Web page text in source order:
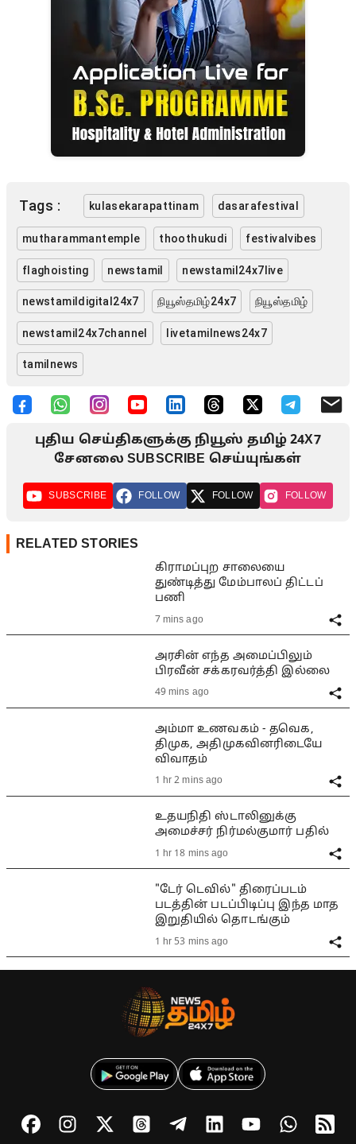
Tags : kulasekarapattinam dasarafestival
mutharammantemple thoothukudi festivalvibes
flaghoisting newstamil newstamil24x7live
newstamildigital24x7 நியூஸ்தமிழ்24x7 நியூஸ்தமிழ்
newstamil24x7channel livetamilnews24x7
tamilnews
புதிய செய்திகளுக்கு நியூஸ் தமிழ் 24X7
சேனலை SUBSCRIBE செய்யுங்கள்
SUBSCRIBE FOLLOW FOLLOW FOLLOW
RELATED STORIES
கிராமப்புற சாலையை
துண்டித்து மேம்பாலப் திட்டப்
பணி
7 mins ago
அரசின் எந்த அமைப்பிலும்
பிரவீன் சக்கரவர்த்தி இல்லை
49 mins ago
அம்மா உணவகம் - தவெக,
திமுக, அதிமுகவினரிடையே
விவாதம்
1 hr 2 mins ago
உதயநிதி ஸ்டாலினுக்கு
அமைச்சர் நிர்மல்குமார் பதில்
1 hr 18 mins ago
"டேர் டெவில்" திரைப்படம்
படத்தின் படப்பிடிப்பு இந்த மாத
இறுதியில் தொடங்கும்
1 hr 53 mins ago